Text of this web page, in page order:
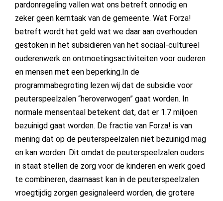
pardonregeling vallen wat ons betreft onnodig en
zeker geen kerntaak van de gemeente. Wat Forza!
betreft wordt het geld wat we daar aan overhouden
gestoken in het subsidiëren van het sociaal-cultureel
ouderenwerk en ontmoetingsactiviteiten voor ouderen
en mensen met een beperking.In de
programmabegroting lezen wij dat de subsidie voor
peuterspeelzalen “heroverwogen” gaat worden. In
normale mensentaal betekent dat, dat er 1.7 miljoen
bezuinigd gaat worden. De fractie van Forza! is van
mening dat op de peuterspeelzalen niet bezuinigd mag
en kan worden. Dit omdat de peuterspeelzalen ouders
in staat stellen de zorg voor de kinderen en werk goed
te combineren, daarnaast kan in de peuterspeelzalen
vroegtijdig zorgen gesignaleerd worden, die grotere